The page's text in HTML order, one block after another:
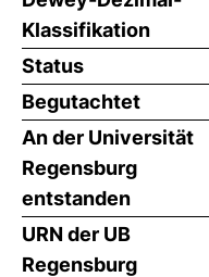
Klassifikation
Status
Begutachtet
An der Universität
Regensburg
entstanden
URN der UB
Regensburg